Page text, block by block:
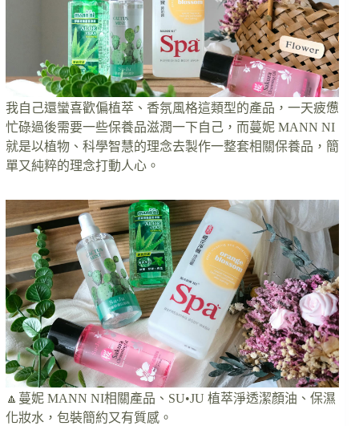
我自己還蠻喜歡偏植萃、香氛風格這類型的產品，一天疲憊
忙碌過後需要一些保養品滋潤一下自己，而蔓妮 MANN NI
就是以植物、科學智慧的理念去製作一整套相關保養品，簡
單又純粹的理念打動人心。
🔼蔓妮 MANN NI相關產品、SU•JU 植萃淨透潔顏油、保濕
化妝水，包裝簡約又有質感。